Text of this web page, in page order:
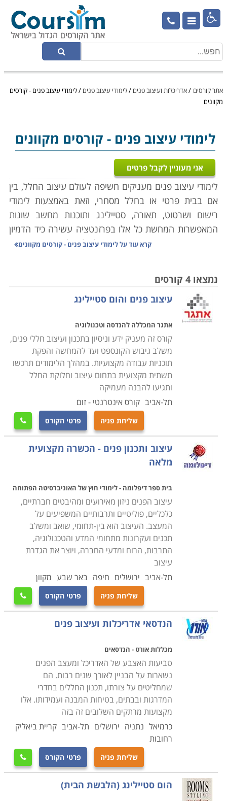

אתר קורסים /אדריכלות ועיצוב פנים /לימודי עיצוב פנים /לימודי עיצוב פנים - קורסים
מקוונים
לימודי עיצוב פנים - קורסים מקוונים
אני מעוניין לקבל פרטים
לימודי עיצוב פנים מעניקים חשיפה לעולם עיצוב החלל, בין
אם בבית פרטי או בחלל מסחרי, וזאת באמצעות לימודי
רישום ושרטוט, תאורה, סטיילינג ותוכנות מחשב שונות
המאפשרות המחשת כל אלו בפרזנטציה עשירה כיד הדמיון
והכישרון. הרעיון בכך הוא בעצם לשלב ולגבות את השפה
אלא גם לדעת איך להעביר את הרעיון הלאה, כך שיבוצע
באופן נאמן לכוונותיו, ולשם כך יש צורך להביע ולהמחיש
כהלכה ובבהירות את אותם רעיונות עיצוביים ללקוח ולכל מי
שאמור ליישמם בשטח.
במסגרת הלימודים נרכשת הבקיאות הדרושה בטכניקות
ובשיטות השונות לעיצוב, אשר משלבות מצד אחד את החזון
העיצובי המבוקש, ומהצד השני מתחשבות במגבלות השטח
ושאר התנאים הסביבתיים באופן שיתאים לדרישות הלקוח,
שכן מעצב מוצלח הוא זה היוצר שילוב בין יצירתיות ומקוריות
לבין התכנית והתקציב הנתונים, כך שהתוצאה הסופית תהיה
הולמת מכל הבחינות.
לימודי עיצוב פנים כוללים שימוש במספר תוכנות מרכזיות
וחיוניות בתחום, כמו אוטוקד לעיצוב ושרטוט בדו ותלת מימד,
פוטושופ לעיבוד תמונה, סקצ'אפ, או וי-ריי וראומפלן להדמיית
חלל בנוי בתלת-מימד פוטוריאליסיטי. התמחות בתוכנות אלו
נהיה כלי חשוב ומרכזי עבור מעצבי דור העתיד. הידע בהן
מאפשר המחשה יעילה ומרשימה ללקוח, תוך שימוש
בטכנולוגיה מתקדמת המדמה את העיצוב באופן זהה כמעט
לעיצוב בפועל ולרעיון אותו שואף מעצב הפנים להביע.
הזדמנויות תעסוקה בתחום
כמעט כל משרד אדריכלים, מהנדסי בניין או משרד עיצוב
זקוק לשירותי מעצב פנים מקצועי. כל קורס שמכבד את
עצמו יוציא את בוגריו לדרכם המקצועית שהם מצויידים
בתיק עבודות עשיר, כדי שישמש כרטיס כניסה ופתח
למקומות העבודה. עם זאת, ניתן לעבוד גם כעצמאים
ולבנות באופן איטי ומסודר קהל לקוחות שילך ויגדל מפה
לאוזן, עד למיצובו בשוק כמשרד עיצוב פנים מקצועי
למרות שבסיום הקורס ניתנת תעודה מקצועית בהתאם
למוסד הלימוד, חשובה יותר ההשקעה בתיק העבודות, שכן
בו משתקפת היכולת המקצועית, היצירתיות והמעוף העיצובי.
מובן מאליו כי תיק מרהיב ומלא השראה נוטה להלהיב
מעסיקים פוטנציאליים הרבה יותר מאשר תעודה ממוסגרת,
אפילו ממוסד הלימוד הנחשב ביותר. חשוב מאוד גם
קרא עוד עללימודי עיצוב פנים - קורסים מקוונים
נמצאו 4 קורסים
עיצוב פנים והום סטיילינג
אתגר המכללה להנדסה וטכנולוגיה
קורס זה מעניק ידע וניסיון בתכנון ועיצוב חללי פנים,
משלב גיבוש הקונספט ועד להמחשה והפקת
תוכניות עבודה מקצועיות. במהלך הלימודים תרכשו
תשתית מקצועית בתחום עיצוב וחלוקת החלל
ותגיעו להבנה מעמיקה
תל-אביב קורס אינטרנטי - זום
שליחת פניה פרטי הקורס 
עיצוב ותכנון פנים - הכשרה מקצועית
מלאה
בית ספר דיפלומה - לימודי חוץ של האוניברסיטה הפתוחה
עיצוב הפנים ניזון מאירועים ומהיבטים חברתיים,
כלכליים, פוליטיים ותרבותיים המשפיעים על
המעצב. העיצוב הוא בין-תחומי, שואב ומשלב
תכנים ועקרונות מתחומי המדע והטכנולוגיה,
התרבות, הרוח ומדעי החברה, ויוצר את הגדרת
עיצוב
תל-אביב ירושלים חיפה באר שבע מקוון
שליחת פניה פרטי הקורס 
הנדסאי אדריכלות ועיצוב פנים
מכללות אורט - הנדסאים
טביעות האצבע של האדריכל ומעצב הפנים
נשארות על הבניין לאורך שנים רבות. הם
שמחליטים על צורתו, תכנון החללים בחדרי
המדרגות ובבתים, בטיחות המבנה ועמידותו. אלו
מקצועות מרתקים השלובים זה בזה
כרמיאל נתניה ירושלים תל-אביב קריית ביאליק
רחובות
שליחת פניה פרטי הקורס 
הום סטיילינג (הלבשת הבית)